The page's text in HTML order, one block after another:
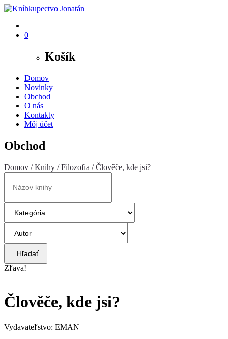
0
Košík
Domov
Novinky
Obchod
O nás
Kontakty
Môj účet
Obchod
Domov /Knihy /Filozofia / Člověče, kde jsi?
Hľadať
Zľava!
Člověče, kde jsi?
Vydavateľstvo: EMAN